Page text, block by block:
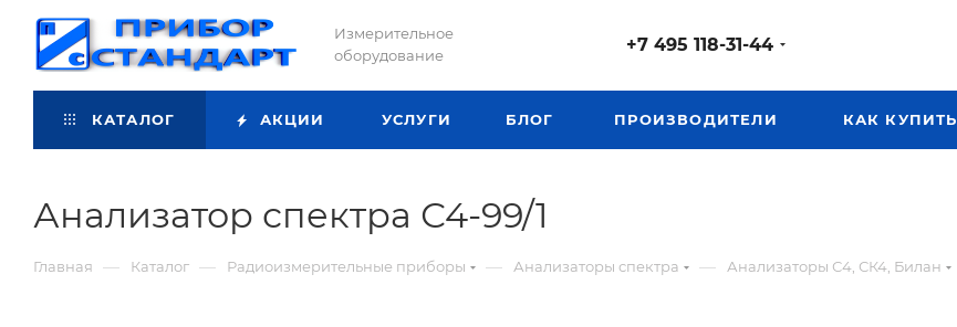
Измерительное
оборудование
+7 495 118-31-44
КАТАЛОГ АКЦИИ УСЛУГИ БЛОГ ПРОИЗВОДИТЕЛИ КАК КУПИТЬ
Анализатор спектра С4-99/1
Главная — Каталог — Радиоизмерительные приборы — Анализаторы спектра — Анализаторы С4, СК4, Билан